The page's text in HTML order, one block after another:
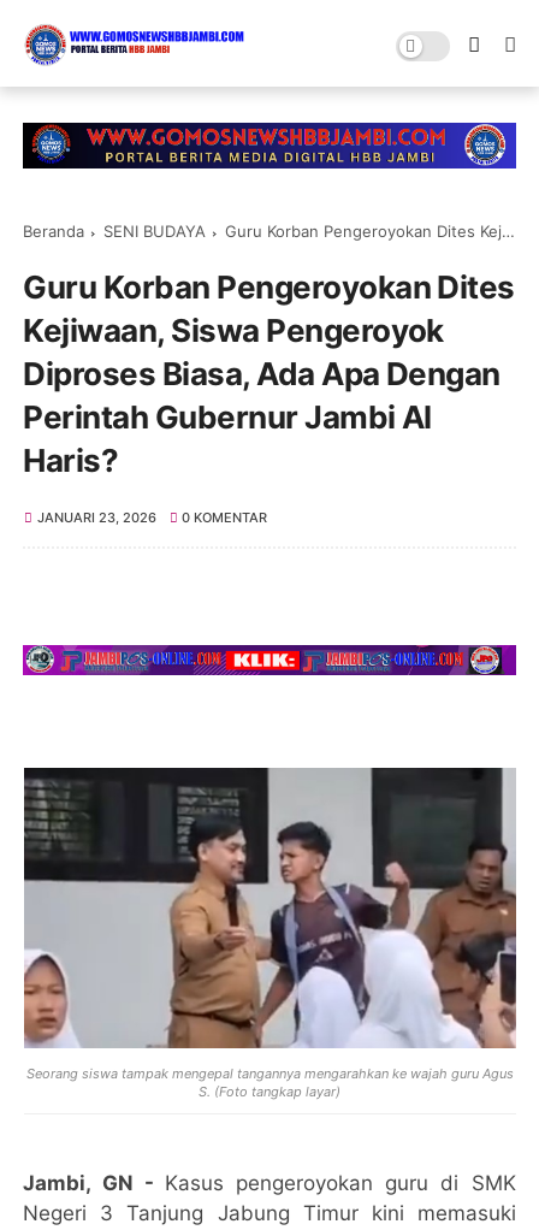
Beranda SENI BUDAYA Guru Korban Pengeroyokan Dites Kejiwaan, Siswa Pengeroyok Diproses Biasa, Ada Apa Dengan Perintah Gubernur Jambi Al Haris?
Guru Korban Pengeroyokan Dites
Kejiwaan, Siswa Pengeroyok
Diproses Biasa, Ada Apa Dengan
Perintah Gubernur Jambi Al
Haris?
JANUARI 23, 2026 0 KOMENTAR
Seorang siswa tampak mengepal tangannya mengarahkan ke wajah guru Agus
S. (Foto tangkap layar)
Jambi, GN - Kasus pengeroyokan guru di SMK
Negeri 3 Tanjung Jabung Timur kini memasuki